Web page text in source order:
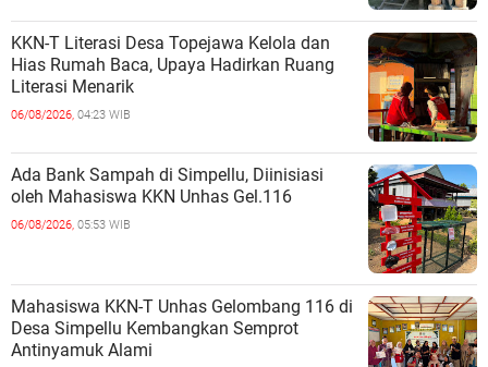
KKN-T Literasi Desa Topejawa Kelola dan
Hias Rumah Baca, Upaya Hadirkan Ruang
Literasi Menarik
06/08/2026, 04:23 WIB
Ada Bank Sampah di Simpellu, Diinisiasi
oleh Mahasiswa KKN Unhas Gel.116
06/08/2026, 05:53 WIB
Mahasiswa KKN-T Unhas Gelombang 116 di
Desa Simpellu Kembangkan Semprot
Antinyamuk Alami